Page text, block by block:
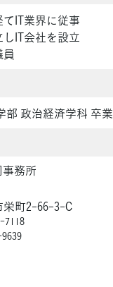
IT業界に従事
IT会社を設立
部 政治経済学科 卒業
務所
栄町2-66-3-C
7118